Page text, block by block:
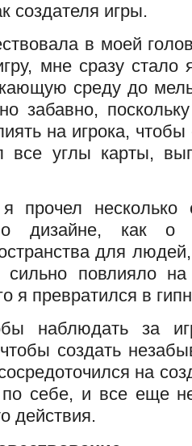
создателя игры.
в моей
мне сразу
среду до
забавно,
на игрока,
все углы карты,
несколько
о дизайне, как о
для
сильно повлияло
я превратился в
наблюдать за
создать
на
себе, и все еще не
действия.